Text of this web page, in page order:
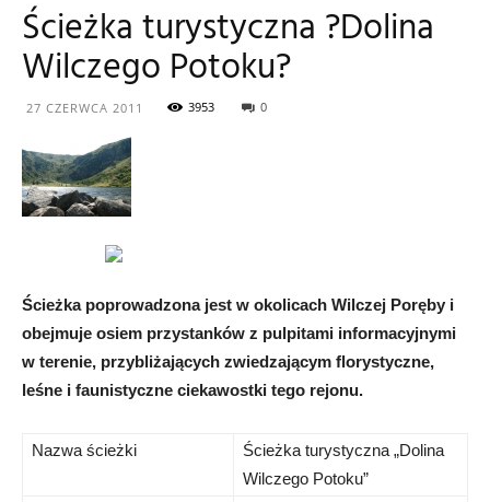
ekologiczna
Ścieżka turystyczna ?Dolina
Wilczego Potoku?
27 CZERWCA 2011 3953 0
Ścieżka poprowadzona jest w okolicach Wilczej Poręby i
obejmuje osiem przystanków z pulpitami informacyjnymi
w terenie, przybliżających zwiedzającym florystyczne,
leśne i faunistyczne ciekawostki tego rejonu.
Nazwa ścieżki
Ścieżka turystyczna „Dolina
Wilczego Potoku”